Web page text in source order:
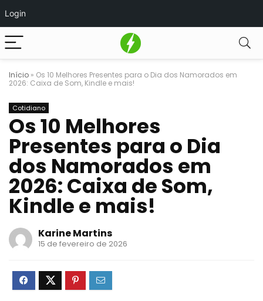
Login
Início » Os 10 Melhores Presentes para o Dia dos Namorados em
2026: Caixa de Som, Kindle e mais!
Cotidiano
Os 10 Melhores
Presentes para o Dia
dos Namorados em
2026: Caixa de Som,
Kindle e mais!
Karine Martins
15 de fevereiro de 2026